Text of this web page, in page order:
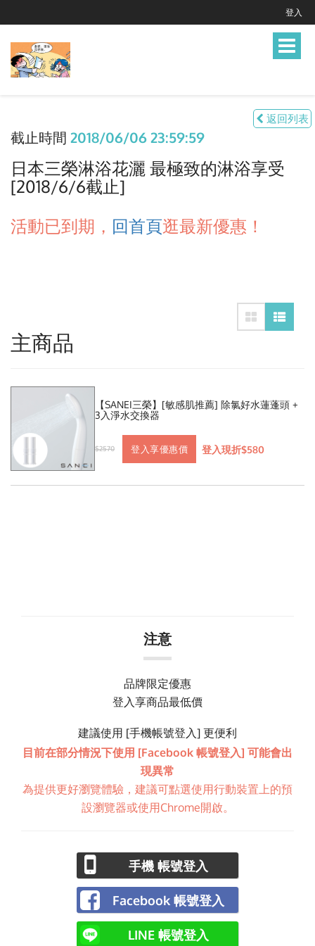
登入
Toggle
返回列表
截止時間 2018/06/06 23:59:59
日本三榮淋浴花灑 最極致的淋浴享受
[2018/6/6截止]
活動已到期， 回首頁逛最新優惠！
主商品
【SANEI三榮】[敏感肌推薦] 除氯好水蓮蓬頭 +
3入淨水交換器
$2570 登入享優惠價 登入現折$580
注意
品牌限定優惠
登入享商品最低價
建議使用 [手機帳號登入] 更便利
目前在部分情況下使用 [Facebook 帳號登入] 可能會出
現異常
為提供更好瀏覽體驗，建議可點選使用行動裝置上的預
設瀏覽器或使用Chrome開啟。
手機 帳號登入
Facebook 帳號登入
LINE 帳號登入